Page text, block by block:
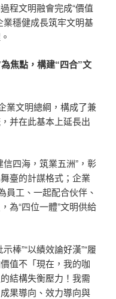
程文明融會完成“價值
業穩健成長筑牢文明基
焦點，構建“四合”文
業文明總綱，構成了兼
并在此基本上延長出
四海，筑業五洲”，彰
臺的計謀格式；企業
員工、一起配合伙伴、
為“四位一體”文明供給
棒”“以績效論好漢”“履
值不「現在，我的咖
結構失衡壓力！我需
果導向、效力導向與